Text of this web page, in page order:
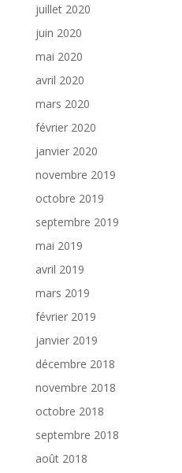
juillet 2020
juin 2020
mai 2020
avril 2020
mars 2020
février 2020
janvier 2020
novembre 2019
octobre 2019
septembre 2019
mai 2019
avril 2019
mars 2019
février 2019
janvier 2019
décembre 2018
novembre 2018
octobre 2018
septembre 2018
août 2018